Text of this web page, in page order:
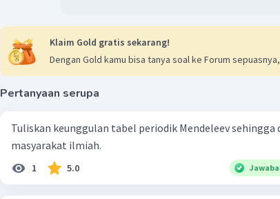
Klaim Gold gratis sekarang!
Dengan Gold kamu bisa tanya soal ke Forum
Pertanyaan serupa
Tuliskan keunggulan tabel periodik Mendeleev
masyarakat ilmiah.
1 5.0